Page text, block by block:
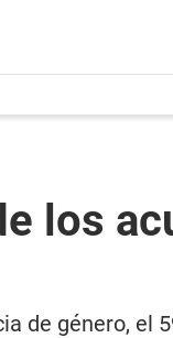
los
de género, el